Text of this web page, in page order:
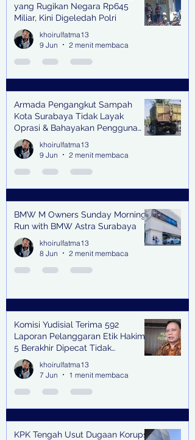
yang Rugikan Negara Rp645
Miliar, Kini Digeledah Polri
khoirulfatma13
9 Jun
2 menit membaca
Armada Pengangkut Sampah
Kota Surabaya Tidak Layak
Oprasi & Bahayakan Pengguna
Jalan
khoirulfatma13
9 Jun
2 menit membaca
BMW M Owners Sunday Morning
Run with BMW Astra Surabaya
khoirulfatma13
8 Jun
2 menit membaca
Komisi Yudisial Terima 592
Laporan Pelanggaran Etik Hakim,
5 Berakhir Dipecat Tidak
Terhormat
khoirulfatma13
7 Jun
1 menit membaca
KPK Tengah Usut Dugaan Korupsi